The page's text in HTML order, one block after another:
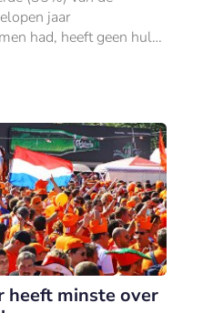
jaar
had, heeft geen hulp
hun
heeft minste over